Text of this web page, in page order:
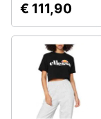
€ 111,90